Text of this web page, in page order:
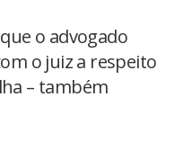
o advogado
o juiz a respeito
– também